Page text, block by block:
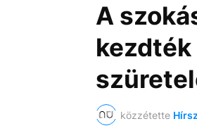
A
közzétette